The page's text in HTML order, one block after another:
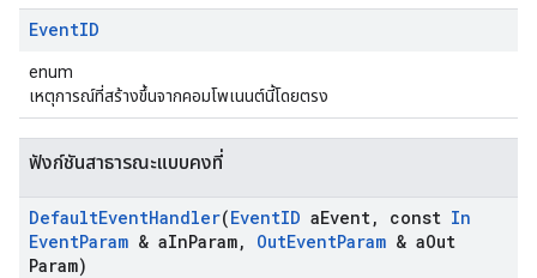
EventID
enum
เหตุการณ์ที่สร้างขึ้นจากคอมโพเนนต์นี้โดยตรง
ฟังก์ชันสาธารณะแบบคงที่
DefaultEventHandler(EventID aEvent, const In
EventParam & aInParam, OutEventParam & aOut
Param)